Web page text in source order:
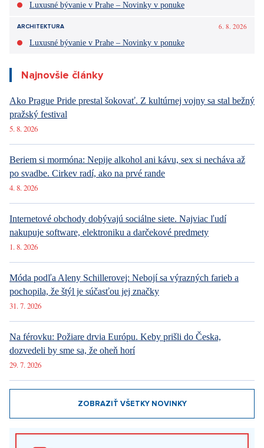
Luxusné bývanie v Prahe – Novinky v ponuke
ARCHITEKTURA
6. 8. 2026
Luxusné bývanie v Prahe – Novinky v ponuke
Najnovšie články
Ako Prague Pride prestal šokovať. Z kultúrnej vojny sa stal bežný
pražský festival
5. 8. 2026
Beriem si mormóna: Nepije alkohol ani kávu, sex si necháva až
po svadbe. Cirkev radí, ako na prvé rande
4. 8. 2026
Internetové obchody dobývajú sociálne siete. Najviac ľudí
nakupuje software, elektroniku a darčekové predmety
1. 8. 2026
Móda podľa Aleny Schillerovej: Nebojí sa výrazných farieb a
pochopila, že štýl je súčasťou jej značky
31. 7. 2026
Na férovku: Požiare drvia Európu. Keby prišli do Česka,
dozvedeli by sme sa, že oheň horí
29. 7. 2026
ZOBRAZIŤ VŠETKY NOVINKY